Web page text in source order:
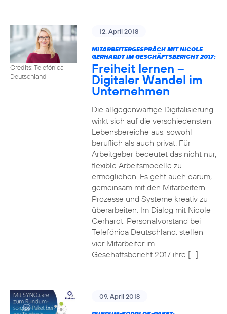
Credits: Telefónica
Deutschland
12. April 2018
MITARBEITERGESPRÄCH MIT NICOLE
GERHARDT IM GESCHÄFTSBERICHT 2017:
Freiheit lernen –
Digitaler Wandel im
Unternehmen
Die allgegenwärtige Digitalisierung
wirkt sich auf die verschiedensten
Lebensbereiche aus, sowohl
beruflich als auch privat. Für
Arbeitgeber bedeutet das nicht nur,
flexible Arbeitsmodelle zu
ermöglichen. Es geht auch darum,
gemeinsam mit den Mitarbeitern
Prozesse und Systeme kreativ zu
überarbeiten. Im Dialog mit Nicole
Gerhardt, Personalvorstand bei
Telefónica Deutschland, stellen
vier Mitarbeiter im
Geschäftsbericht 2017 ihre […]
09. April 2018